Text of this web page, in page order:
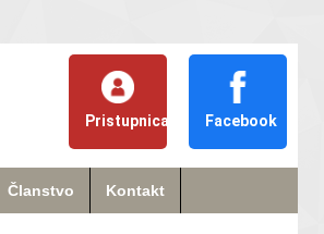
Pristupnica Facebook
Članstvo Kontakt